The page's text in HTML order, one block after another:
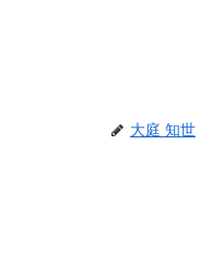
大庭 知世